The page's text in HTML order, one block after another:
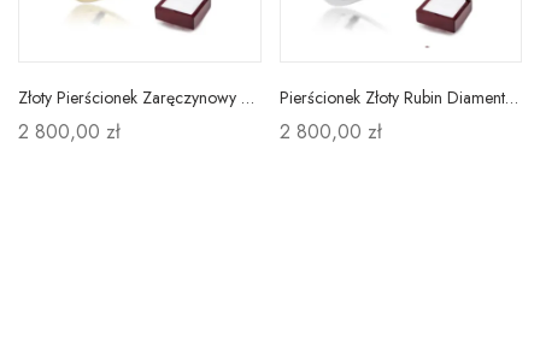
Złoty Pierścionek Zaręczynowy 585 Rubin Diamenty
2 800,00 zł
Pierścionek Złoty Rubin Diamenty BIAŁE ZŁOTO 585
2 800,00 zł